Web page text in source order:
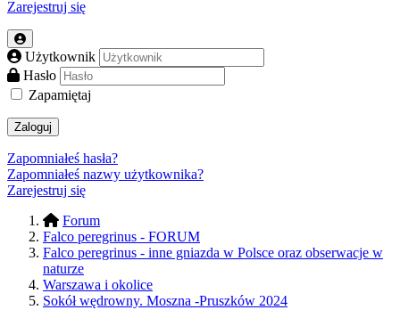
Zarejestruj się
Użytkownik
Hasło
Zapamiętaj
Zaloguj
Zapomniałeś hasła?
Zapomniałeś nazwy użytkownika?
Zarejestruj się
Forum
Falco peregrinus - FORUM
Falco peregrinus - inne gniazda w Polsce oraz obserwacje w
naturze
Warszawa i okolice
Sokół wędrowny. Moszna -Pruszków 2024